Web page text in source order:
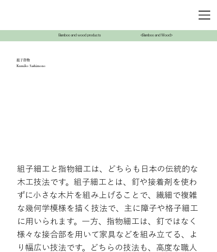
Bamboo and wood products <Bamboo and Wood>
組子指物
Kumiko Sashimono
組子細工と指物細工は、どちらも日本の伝統的な
木工技法です。組子細工とは、釘や接着剤を使わ
ずに小さな木片を組み上げることで、繊細で複雑
な幾何学模様を描く技法で、主に障子や格子細工
に用いられます。一方、指物細工は、釘ではなく
様々な接合部を用いて家具などを組み立てる、よ
り幅広い技法です。どちらの技法も、高度な職人